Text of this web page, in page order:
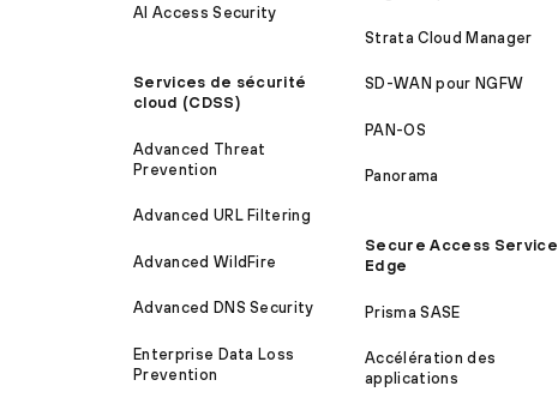
AI Access Security
Services de sécurité
cloud (CDSS)
Advanced Threat
Prevention
Advanced URL Filtering
Advanced WildFire
Advanced DNS Security
Enterprise Data Loss
Prevention
Strata Cloud Manager
SD-WAN pour NGFW
PAN-OS
Panorama
Secure Access Service
Edge
Prisma SASE
Accélération des
applications